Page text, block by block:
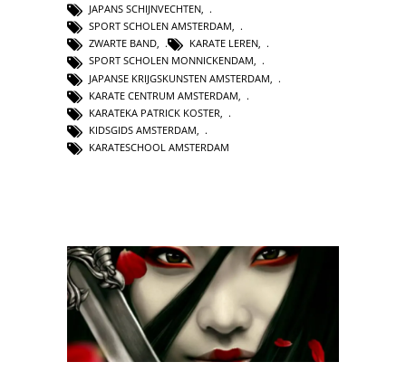
JAPANS SCHIJNVECHTEN,
SPORT SCHOLEN AMSTERDAM,
ZWARTE BAND, KARATE LEREN,
SPORT SCHOLEN MONNICKENDAM,
JAPANSE KRIJGSKUNSTEN AMSTERDAM
KARATE CENTRUM AMSTERDAM
KARATEKA PATRICK KOSTER
KIDSGIDS AMSTERDAM
KARATESCHOOL AMSTERDAM